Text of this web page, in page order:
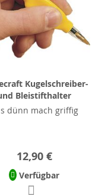
Kugelschreiber-
Bleistifthalter
dünn mach griffig
12,90 €
Verfügbar